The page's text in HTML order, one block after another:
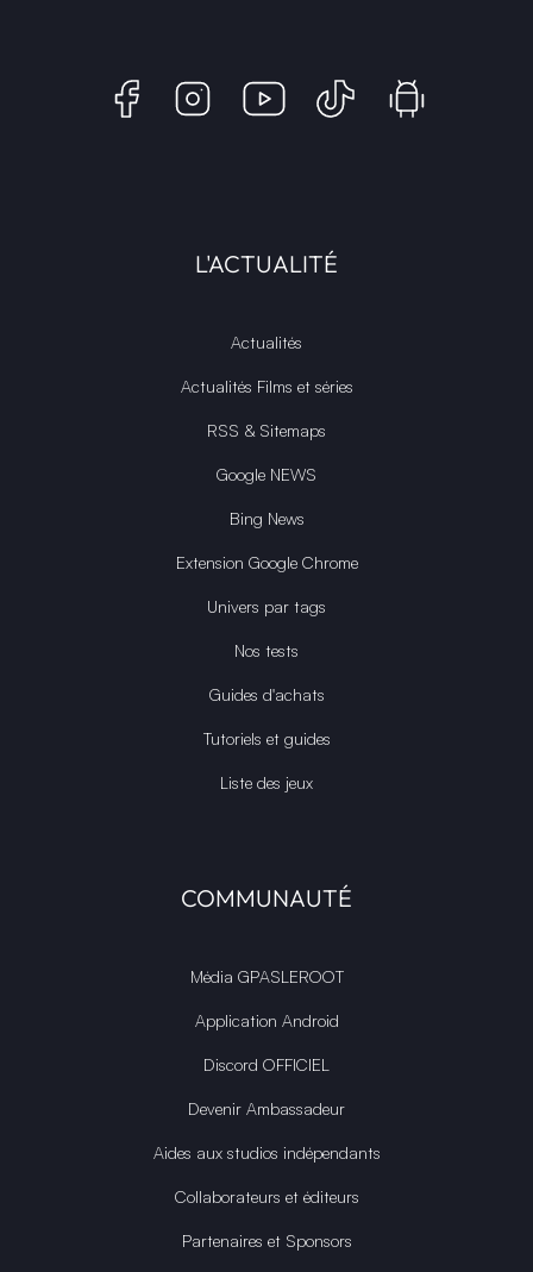
L'ACTUALITÉ
Actualités
Actualités Films et séries
RSS & Sitemaps
Google NEWS
Bing News
Extension Google Chrome
Univers par tags
Nos tests
Guides d'achats
Tutoriels et guides
Liste des jeux
COMMUNAUTÉ
Média GPASLEROOT
Application Android
Discord OFFICIEL
Devenir Ambassadeur
Aides aux studios indépendants
Collaborateurs et éditeurs
Partenaires et Sponsors